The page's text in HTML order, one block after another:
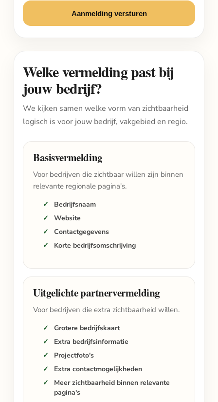
Aanmelding versturen
Welke vermelding past bij
jouw bedrijf?
We kijken samen welke vorm van zichtbaarheid
logisch is voor jouw bedrijf, vakgebied en regio.
Basisvermelding
Voor bedrijven die zichtbaar willen zijn binnen
relevante regionale pagina's.
Bedrijfsnaam
Website
Contactgegevens
Korte bedrijfsomschrijving
Uitgelichte partnervermelding
Voor bedrijven die extra zichtbaarheid willen.
Grotere bedrijfskaart
Extra bedrijfsinformatie
Projectfoto's
Extra contactmogelijkheden
Meer zichtbaarheid binnen relevante
pagina's